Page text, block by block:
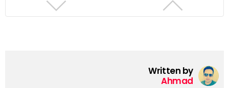
Written by
Ahmad